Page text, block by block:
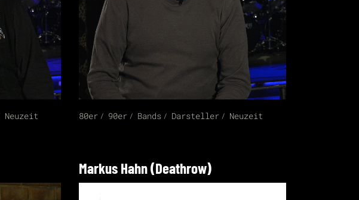
Neuzeit 80er 90er Bands Darsteller Neuzeit
Markus Hahn (Deathrow)